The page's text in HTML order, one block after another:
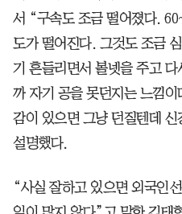
서 “구속도 조금 떨어졌다.
도가 떨어진다. 그것도 조금
기 흔들리면서 볼넷을 주고 다
까 자기 공을 못던지는 느낌
감이 있으면 그냥 던질텐데
설명했다.
“사실 잘하고 있으면 외국인